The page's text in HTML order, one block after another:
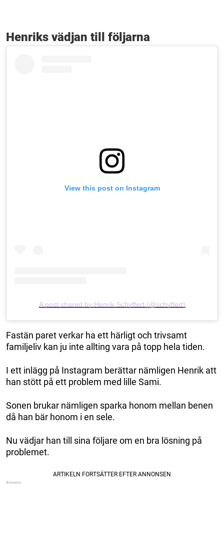
Henriks vädjan till följarna
View this post on Instagram
A post shared by Henrik Schyffert (@schyffert)
Fastän paret verkar ha ett härligt och trivsamt
familjeliv kan ju inte allting vara på topp hela tiden.
I ett inlägg på Instagram berättar nämligen Henrik att
han stött på ett problem med lille Sami.
Sonen brukar nämligen sparka honom mellan benen
då han bär honom i en sele.
Nu vädjar han till sina följare om en bra lösning på
problemet.